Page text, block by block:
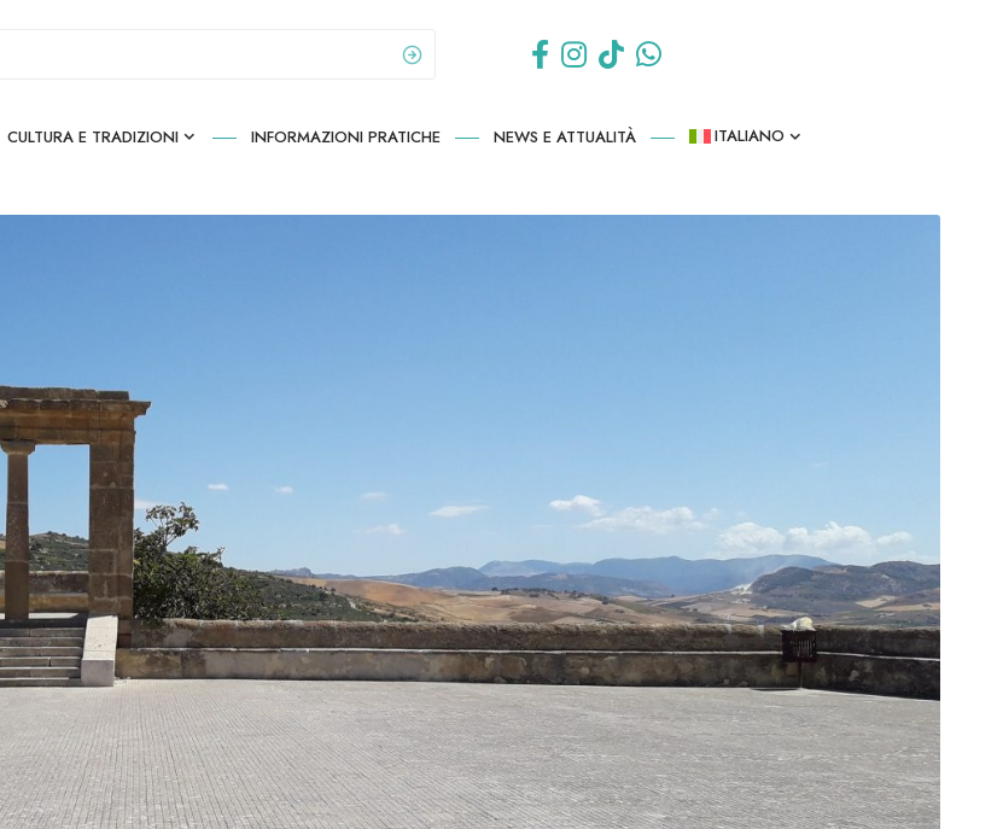
CULTURA E TRADIZIONI INFORMAZIONI PRATICHE NEWS E ATTUALITÀ ITALIANO